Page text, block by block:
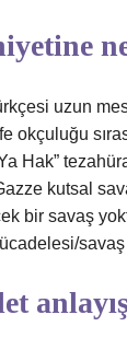
uzun
okçuluğu
Hak”
kutsal
bir savaş